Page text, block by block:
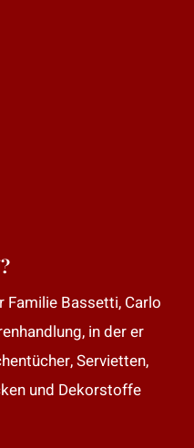
Bassetti, Carlo
in der er
Servietten,
und Dekorstoffe